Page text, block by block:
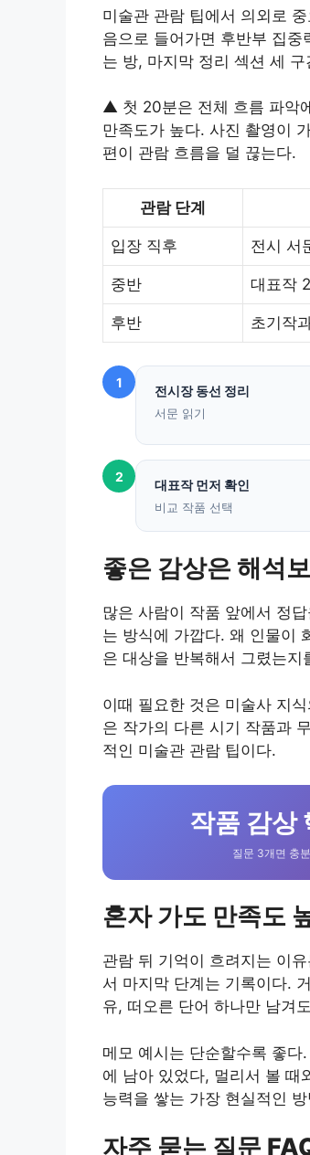
미술관 관람 팁에서 의외로
음으로 들어가면 후반부 집
는 방, 마지막 정리 섹션 세
▲ 첫 20분은 전체 흐름 파악
만족도가 높다. 사진 촬영이
편이 관람 흐름을 덜 끊는다.
관람 단계
입장 직후 전시 서
중반 대표작
후반 초기작
1
전시장 동선 정리
서문 읽기
2
대표작 먼저 확인
비교 작품 선택
좋은 감상은 해석
많은 사람이 작품 앞에서 정
는 방식에 가깝다. 왜 인물이
은 대상을 반복해서 그렸는
이때 필요한 것은 미술사 지
은 작가의 다른 시기 작품과
적인 미술관 관람 팁이다.
작품 감상
질문 3개면 충분
혼자 가도 만족도
관람 뒤 기억이 흐려지는 이
서 마지막 단계는 기록이다.
유, 떠오른 단어 하나만 남겨
메모 예시는 단순할수록 좋
에 남아 있었다, 멀리서 볼 때
능력을 쌓는 가장 현실적인
자주 묻는 질문